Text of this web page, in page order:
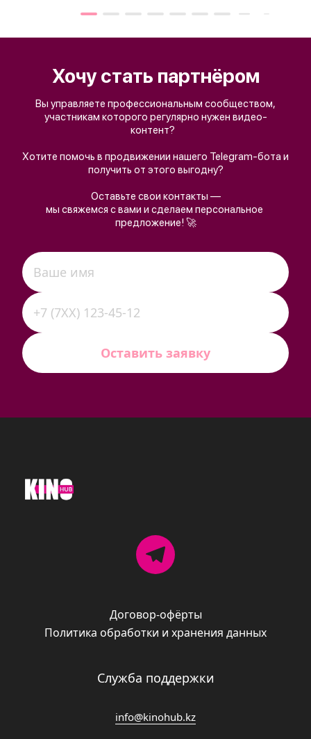
Хочу стать партнёром
Вы управляете профессиональным сообществом,
участникам которого регулярно нужен видео-
контент?
Хотите помочь в продвижении нашего Telegram-бота и
получить от этого выгодну?
Оставьте свои контакты —
мы свяжемся с вами и сделаем персональное
предложение! 🚀
Оставить заявку
Договор-офёрты
Политика обработки и хранения данных
Служба поддержки
info@kinohub.kz